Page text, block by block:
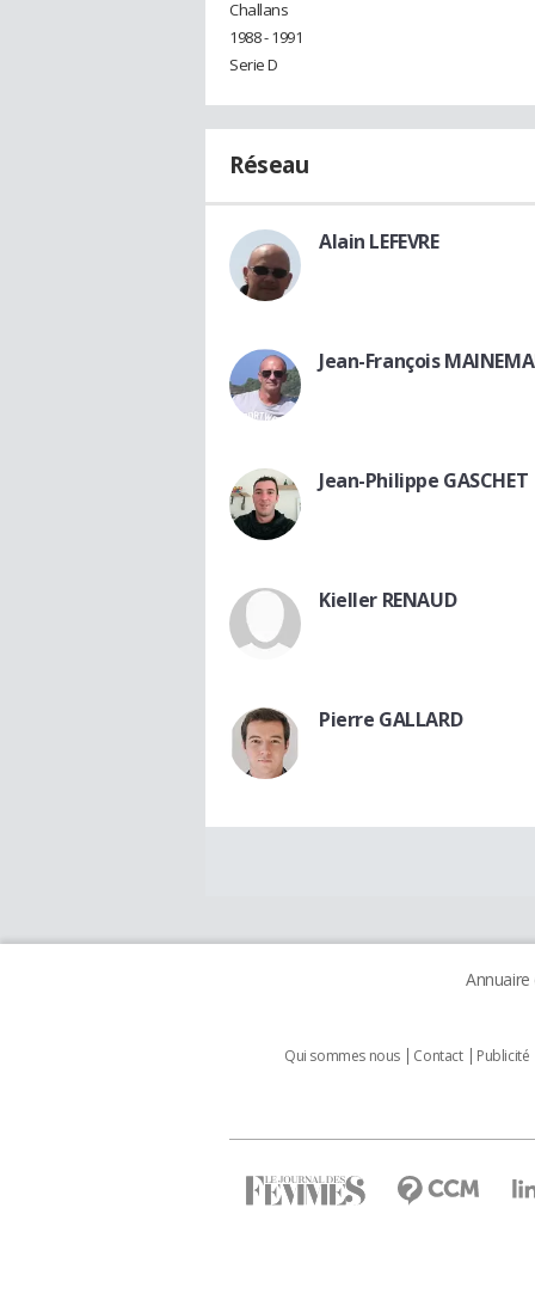
Challans
1988 - 1991
Serie D
Réseau
Alain LEFEVRE
Jean-François
Jean-Philippe GASCHET
Kieller RENAUD
Pierre GALLARD
Qui sommes nous Contact Publicité